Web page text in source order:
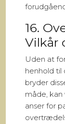
16.
Vilkår
Uden at
henhold til
bryder
måde,
anser for